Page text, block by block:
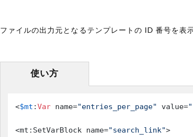
ファイルの出力元となるテンプレートの ID 番号を表
使い方
<$mt :Var name="entries_per_page" value=
<mt:SetVarBlock name="search_link">